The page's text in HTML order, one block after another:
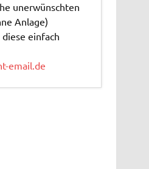
unerwünschten
Anlage)
einfach
email.de